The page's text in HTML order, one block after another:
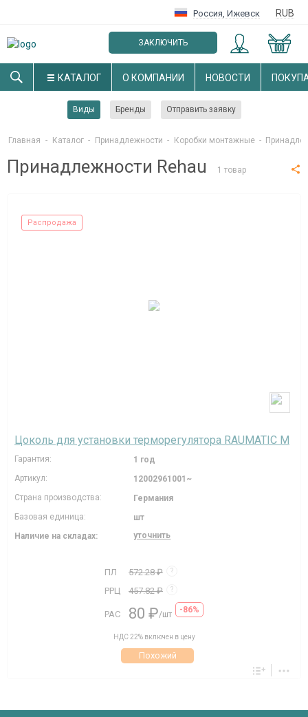
Россия, Ижевск RUB
ЗАКЛЮЧИТЬ
ОПТОВЫЙ ДОГОВОР
КАТАЛОГ О КОМПАНИИ НОВОСТИ
Виды Бренды Отправить заявку
Главная - Каталог - Принадлежности - Коробки монтажные -
Принадлежности Rehau 1 товар
Распродажа
Цоколь для установки терморегулятора RAUMATIC M
Гарантия:
1 год
Артикул:
12002961001~
Страна производства:
Германия
Базовая единица:
шт
Наличие на складах:
уточнить
ПЛ 572.28 ₽ ?
РРЦ 457.82 ₽ ?
РАС 80 ₽/шт -86%
НДС 22% включен в цену
Похожий